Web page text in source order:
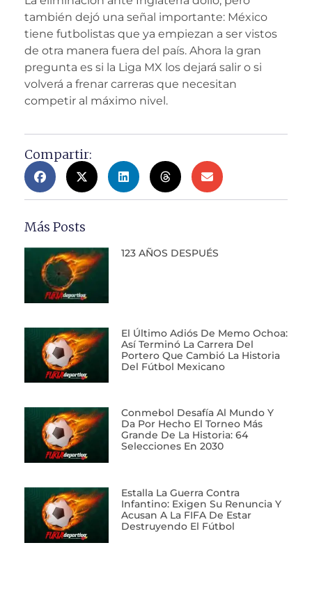
también dejó una señal importante: México
tiene futbolistas que ya empiezan a ser vistos
de otra manera fuera del país. Ahora la gran
pregunta es si la Liga MX los dejará salir o si
volverá a frenar carreras que necesitan
competir al máximo nivel.
Compartir:
Más Posts
123 AÑOS DESPUÉS
El Último Adiós De Memo Ochoa:
Así Terminó La Carrera Del
Portero Que Cambió La Historia
Del Fútbol Mexicano
Conmebol Desafía Al Mundo Y
Da Por Hecho El Torneo Más
Grande De La Historia: 64
Selecciones En 2030
Estalla La Guerra Contra
Infantino: Exigen Su Renuncia Y
Acusan A La FIFA De Estar
Destruyendo El Fútbol